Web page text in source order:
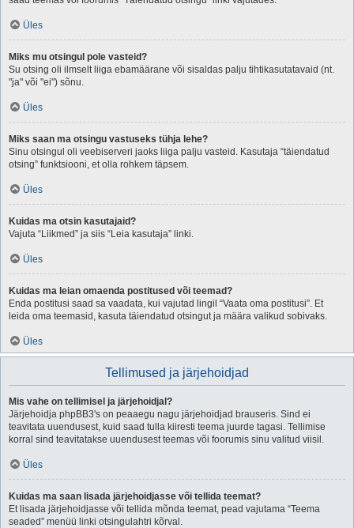
Üles
Miks mu otsingul pole vasteid?
Su otsing oli ilmselt liiga ebamäärane või sisaldas palju tihtikasutatavaid (nt.
"ja" või "ei") sõnu.
Üles
Miks saan ma otsingu vastuseks tühja lehe?
Sinu otsingul oli veebiserveri jaoks liiga palju vasteid. Kasutaja “täiendatud
otsing” funktsiooni, et olla rohkem täpsem.
Üles
Kuidas ma otsin kasutajaid?
Vajuta “Liikmed” ja siis “Leia kasutaja” linki.
Üles
Kuidas ma leian omaenda postitused või teemad?
Enda postitusi saad sa vaadata, kui vajutad lingil “Vaata oma postitusi”. Et
leida oma teemasid, kasuta täiendatud otsingut ja määra valikud sobivaks.
Üles
Tellimused ja järjehoidjad
Mis vahe on tellimisel ja järjehoidjal?
Järjehoidja phpBB3's on peaaegu nagu järjehoidjad brauseris. Sind ei
teavitata uuendusest, kuid saad tulla kiiresti teema juurde tagasi. Tellimise
korral sind teavitatakse uuendusest teemas või foorumis sinu valitud viisil.
Üles
Kuidas ma saan lisada järjehoidjasse või tellida teemat?
Et lisada järjehoidjasse või tellida mõnda teemat, pead vajutama “Teema
seaded” menüü linki otsingulahtri kõrval.